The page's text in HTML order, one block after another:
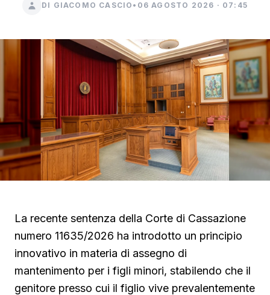
DI GIACOMO CASCIO • 06 AGOSTO 2026 · 07:45
La recente sentenza della Corte di Cassazione
numero 11635/2026 ha introdotto un principio
innovativo in materia di assegno di
mantenimento per i figli minori, stabilendo che il
genitore presso cui il figlio vive prevalentemente